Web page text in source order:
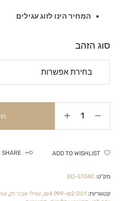
המחיר הינו לזוג עגילים
סוג הזהב
ADD TO WISHLIST
SHARE
מק"ט: BD-E1340
קטגוריות:₪2,001-₪4,999
,עגילי אבני חן,